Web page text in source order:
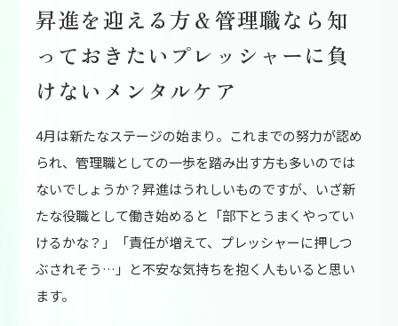
昇進を迎える方＆管理職なら知
っておきたいプレッシャーに負
けないメンタルケア
4月は新たなステージの始まり。これまでの努力が認め
られ、管理職としての一歩を踏み出す方も多いのでは
ないでしょうか？昇進はうれしいものですが、いざ新
たな役職として働き始めると「部下とうまくやってい
けるかな？」「責任が増えて、プレッシャーに押しつ
ぶされそう…」と不安な気持ちを抱く人もいると思い
ます。